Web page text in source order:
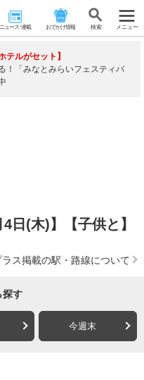
ニュース･連載 おでかけ情報 検 索 メニュー
テルがセット】
！「みなとみらいフェスティバ
日(木)】【子供と】
ス掲載の駅・路線について
探す
今週末